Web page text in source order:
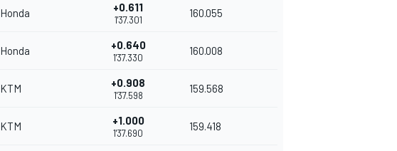
Honda +0.611
1'37.301
160.055
Honda +0.640
1'37.330
160.008
KTM +0.908
1'37.598
159.568
KTM +1.000
1'37.690
159.418